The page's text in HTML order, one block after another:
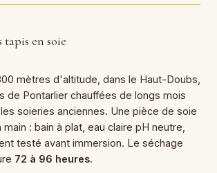
tapis en soie
mètres d'altitude, dans le Haut-Doubs,
de Pontarlier chauffées de longs mois
soieries anciennes. Une pièce de soie
main : bain à plat, eau claire pH neutre,
testé avant immersion. Le séchage
72 à 96 heures.